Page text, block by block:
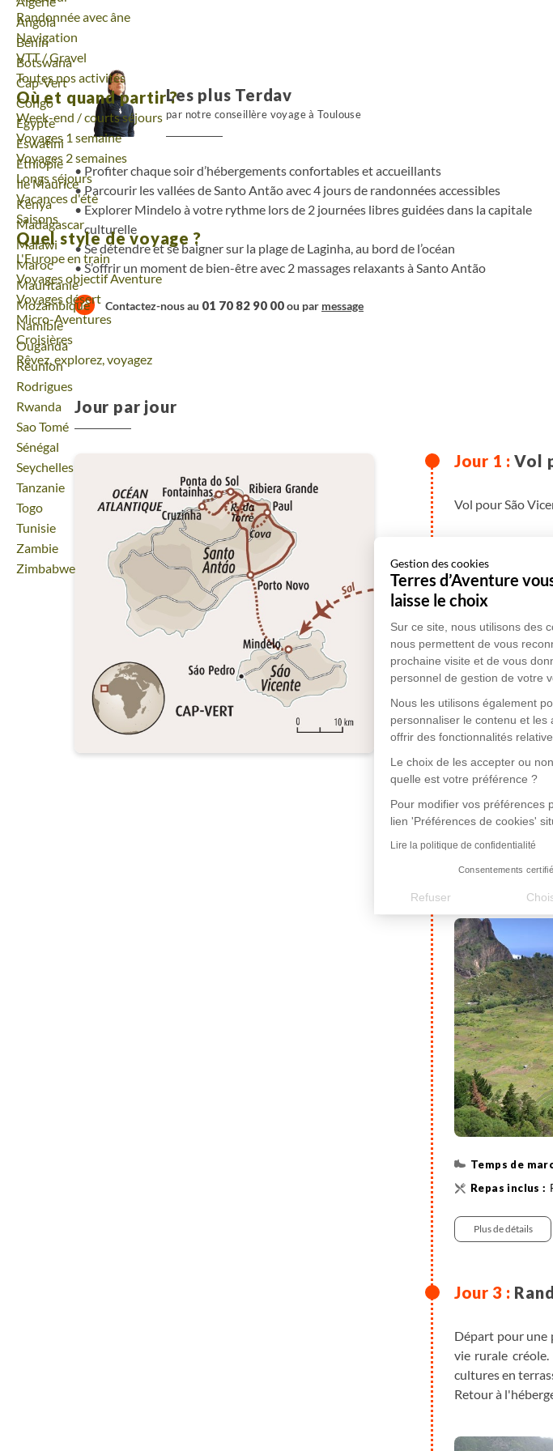
Gestion des cookies
Terres d’Aventure
laisse le choix
Sur ce site, nous utilisons des
nous permettent de vous
prochaine visite et de vous
personnel de gestion de votre
Nous les utilisons également
personnaliser le contenu et les
offrir des fonctionnalités
Le choix de les accepter ou
quelle est votre préférence ?
Pour modifier vos préférences
lien 'Préférences de cookies'
Lire la politique de confidentialité
Consentements
Refuser
Axeptio consent
Plateforme de Gestion du
Notre plateforme vous
Voyage
Angola
Voyage
Bénin
Voyage
Botswana
Voyage
Cap-Vert
Voyage
Congo
Voyage
Egypte
Voyage
Eswatini
Voyage
Ethiopie
Voyage
Ile Maurice
Voyage
Kenya
Voyage
Madagascar
Voyage
Malawi
Voyage
Maroc
Voyage
Mauritanie
Voyage
Mozambique
Voyage
Namibie
Voyage
Ouganda
Voyage
Réunion
Voyage
Rodrigues
Voyage
Rwanda
Voyage
Sao Tomé
Voyage
Sénégal
Voyage
Seychelles
Voyage
Tanzanie
Voyage
Togo
Voyage
Tunisie
Voyage
Zambie
Voyage
Zimbabwe
Randonnée avec âne
Navigation
VTT / Gravel
Toutes nos activités
Où et quand partir ?
Week-end / courts séjours
Voyages 1 semaine
Voyages 2 semaines
Longs séjours
Vacances d'été
Saisons
Quel style de voyage ?
L'Europe en train
Voyages objectif Aventure
Voyages désert
Micro-Aventures
Croisières
Rêvez, explorez, voyagez
Les plus Terdav
par notre conseillère voyage à Toulouse
Profiter chaque soir d’hébergements confortables et accueillants
Parcourir les vallées de Santo Antão avec 4 jours de randonnées accessibles
Explorer Mindelo à votre rythme lors de 2 journées libres guidées dans la capitale
culturelle
Se détendre et se baigner sur la plage de Laginha, au bord de l’océan
S’offrir un moment de bien-être avec 2 massages relaxants à Santo Antão
Contactez-nous au 01 70 82 90 00ou par message
Jour par jour
Vol
Vol pour São
Transfert à
Grande,
Cesaria Evora.
commencer le
Nuit à Vila
Bateau (1h de
monument
Randonnée du
pour rejoindre
Plus de détails
Départ pour une
vie rurale
cultures en
Retour à